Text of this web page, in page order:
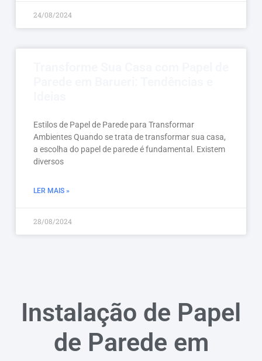
24/08/2024
Estilos de Papel de Parede para Transformar
Ambientes Quando se trata de transformar sua casa,
a escolha do papel de parede é fundamental. Existem
diversos
LER MAIS »
28/08/2024
Instalação de Papel
de Parede em